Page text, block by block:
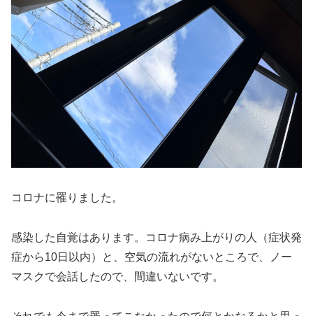
コロナに罹りました。
感染した自覚はあります。コロナ病み上がりの人（症状発
症から10日以内）と、空気の流れがないところで、ノー
マスクで会話したので、間違いないです。